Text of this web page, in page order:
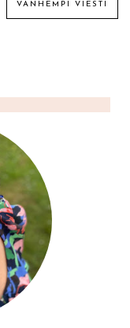
VANHEMPI VIESTI